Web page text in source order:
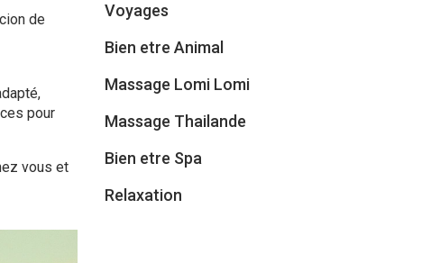
de
pour
vous et
Voyages
Bien etre Animal
Massage Lomi Lomi
Massage Thailande
Bien etre Spa
Relaxation